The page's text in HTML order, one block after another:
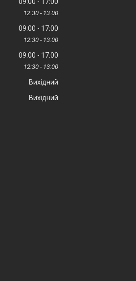
12:30 13:00
09:00 17:00
12:30 13:00
09:00 17:00
12:30 13:00
Вихідний
Вихідний